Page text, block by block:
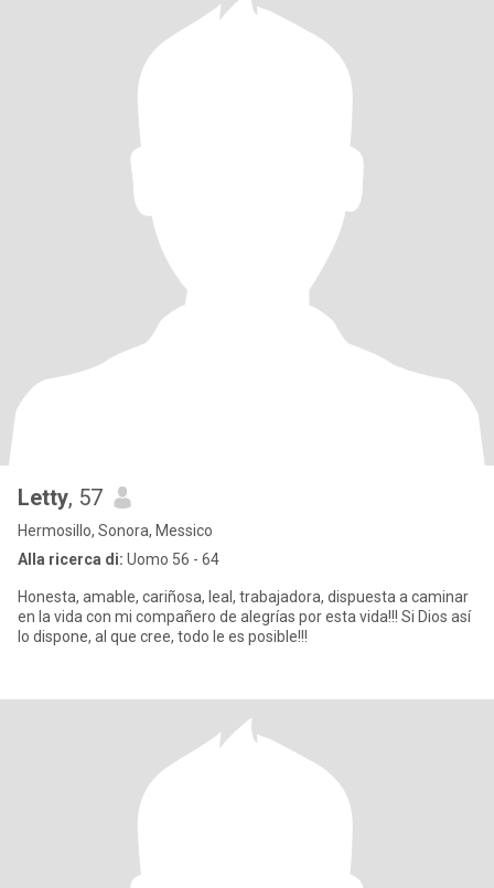
Letty, 57
Hermosillo, Sonora, Messico
Alla ricerca di: Uomo 56 - 64
Honesta, amable, cariñosa, leal, trabajadora, dispuesta a caminar
en la vida con mi compañero de alegrías por esta vida!!! Si Dios así
lo dispone, al que cree, todo le es posible!!!